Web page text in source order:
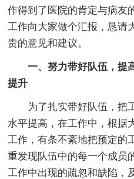
作得到了医院的肯定与病友
工作向大家做个汇报，恳请
贵的意见和建议。
一、努力带好队伍，提
提升
为了扎实带好队伍，把
水平提高，在工作中，根据
工作，有条不紊地把预定的
重发现队伍中的每一个成员
工作中出现的疏忽和缺陷，